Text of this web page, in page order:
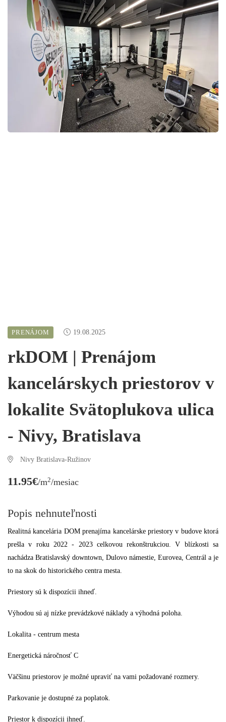
PRENÁJOM 19.08.2025
rkDOM | Prenájom
kancelárskych priestorov v
lokalite Svätoplukova ulica
- Nivy, Bratislava
Nivy Bratislava-Ružinov
11.95€/m2/mesiac
Popis nehnuteľnosti
Realitná kancelária DOM prenajíma kancelárske priestory v budove ktorá
prešla v roku 2022 - 2023 celkovou rekonštrukciou. V blízkosti sa
nachádza Bratislavský downtown, Dulovo námestie, Eurovea, Centrál a je
to na skok do historického centra mesta.
Priestory sú k dispozícii ihneď.
Výhodou sú aj nízke prevádzkové náklady a výhodná poloha.
Lokalita - centrum mesta
Energetická náročnosť C
Väčšinu priestorov je možné upraviť na vami požadované rozmery.
Parkovanie je dostupné za poplatok.
Priestor k dispozícii ihneď.